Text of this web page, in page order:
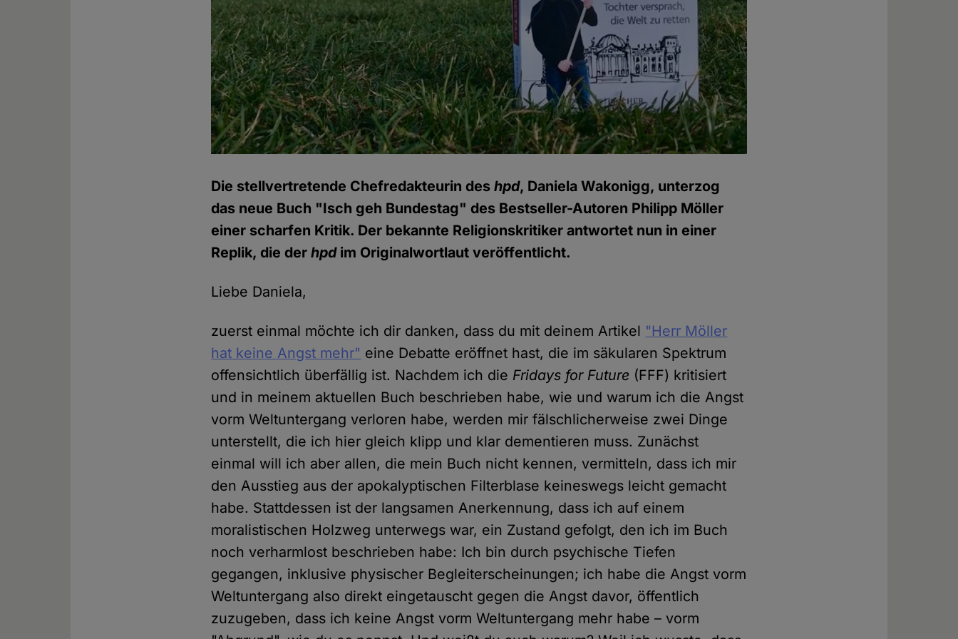
Die stellvertretende Chefredakteurin deshpd, Daniela Wakonigg, unterzog
das neue Buch "Isch geh Bundestag" des Bestseller-Autoren Philipp Möller
einer scharfen Kritik. Der bekannte Religionskritiker antwortet nun in einer
Replik, die derhpdim Originalwortlaut veröffentlicht.
Liebe Daniela,
zuerst einmal möchte ich dir danken, dass du mit deinem Artikel "Herr Möller
hat keine Angst mehr" eine Debatte eröffnet hast, die im säkularen Spektrum
offensichtlich überfällig ist. Nachdem ich die Fridays for Future (FFF) kritisiert
und in meinem aktuellen Buch beschrieben habe, wie und warum ich die Angst
vorm Weltuntergang verloren habe, werden mir fälschlicherweise zwei Dinge
unterstellt, die ich hier gleich klipp und klar dementieren muss. Zunächst
einmal will ich aber allen, die mein Buch nicht kennen, vermitteln, dass ich mir
den Ausstieg aus der apokalyptischen Filterblase keineswegs leicht gemacht
habe. Stattdessen ist der langsamen Anerkennung, dass ich auf einem
moralistischen Holzweg unterwegs war, ein Zustand gefolgt, den ich im Buch
noch verharmlost beschrieben habe: Ich bin durch psychische Tiefen
gegangen, inklusive physischer Begleiterscheinungen; ich habe die Angst vorm
Weltuntergang also direkt eingetauscht gegen die Angst davor, öffentlich
zuzugeben, dass ich keine Angst vorm Weltuntergang mehr habe – vorm